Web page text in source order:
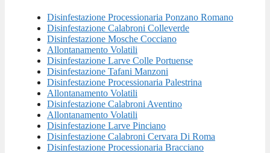
Disinfestazione Processionaria Ponzano Romano
Disinfestazione Calabroni Colleverde
Disinfestazione Mosche Cocciano
Allontanamento Volatili
Disinfestazione Larve Colle Portuense
Disinfestazione Tafani Manzoni
Disinfestazione Processionaria Palestrina
Allontanamento Volatili
Disinfestazione Calabroni Aventino
Allontanamento Volatili
Disinfestazione Larve Pinciano
Disinfestazione Calabroni Cervara Di Roma
Disinfestazione Processionaria Bracciano